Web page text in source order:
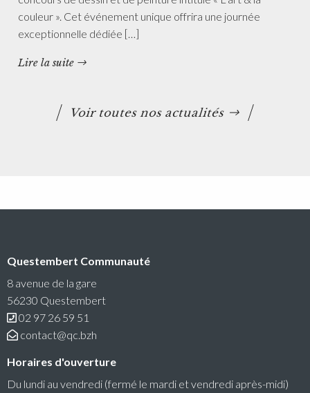
couleur ». Cet événement unique offrira une journée
exceptionnelle dédiée […]
Lire la suite
Voir toutes nos actualités
Questembert Communauté
8 avenue de la gare
56230 Questembert
02 97 26 59 51
contact@qc.bzh
Horaires d'ouverture
Du lundi au vendredi (fermé le mardi et vendredi après-midi)